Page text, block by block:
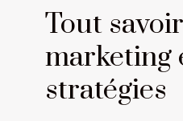
Tout
marketing
stratégies